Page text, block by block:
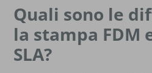
Quali sono le
la stampa FDM
SLA?